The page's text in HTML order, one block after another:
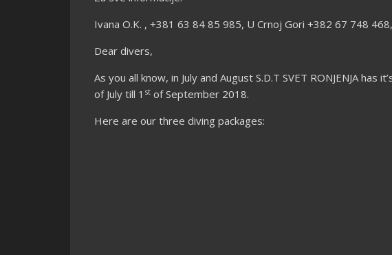
Ivana O.K. , +381 63 84 85 985, U Crnoj Gori +382 67 748
Dear divers,
As you all know, in July and August S.D.T SVET RONJENJA
of July till 1 st of September 2018.
Here are our three diving packages: